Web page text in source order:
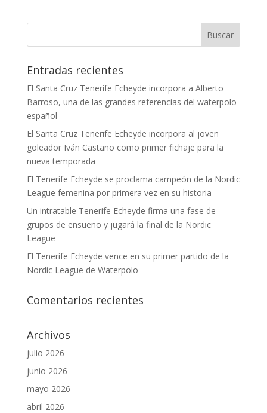
Entradas recientes
El Santa Cruz Tenerife Echeyde incorpora a Alberto
Barroso, una de las grandes referencias del waterpolo
español
El Santa Cruz Tenerife Echeyde incorpora al joven
goleador Iván Castaño como primer fichaje para la
nueva temporada
El Tenerife Echeyde se proclama campeón de la Nordic
League femenina por primera vez en su historia
Un intratable Tenerife Echeyde firma una fase de
grupos de ensueño y jugará la final de la Nordic
League
El Tenerife Echeyde vence en su primer partido de la
Nordic League de Waterpolo
Comentarios recientes
Archivos
julio 2026
junio 2026
mayo 2026
abril 2026